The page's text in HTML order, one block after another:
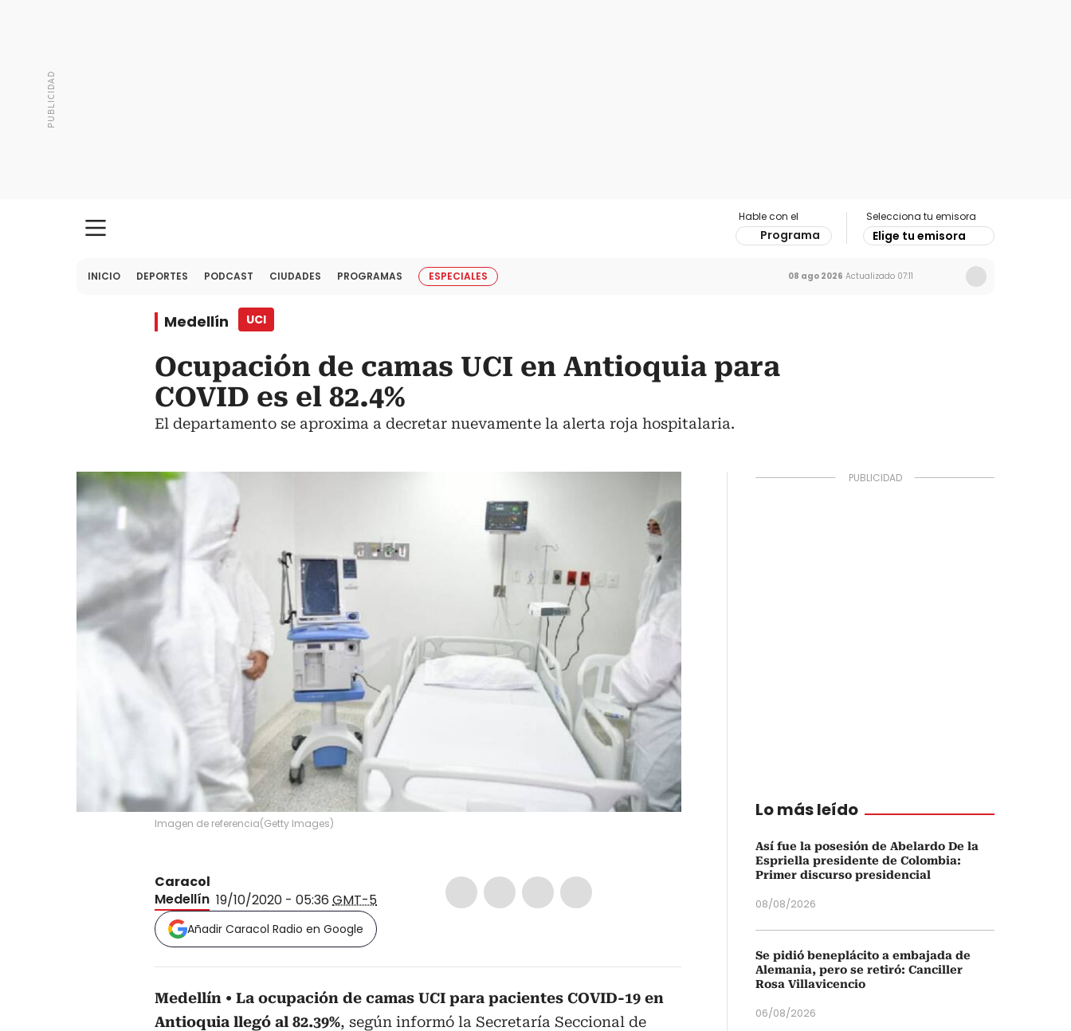
Hable con el
Programa
Selecciona tu emisora
Elige tu emisora
INICIO DEPORTES PODCAST CIUDADES PROGRAMAS ESPECIALES 08 ago 2026 Actualizado 07:11
Medellín UCI
Ocupación de camas UCI en Antioquia para
COVID es el 82.4%
El departamento se aproxima a decretar nuevamente la alerta roja hospitalaria.
Imagen de referencia(Getty Images)
Caracol
Medellín 19/10/2020 - 05:36 GMT-5
Añadir Caracol Radio en Google
Medellín
La ocupación de camas UCI para pacientes COVID-19 en
Antioquia llegó al 82.39%, según informó la Secretaría Seccional de
Lo más leído
Así fue la posesión de Abelardo De la
Espriella presidente de Colombia:
Primer discurso presidencial
08/08/2026
Se pidió beneplácito a embajada de
Alemania, pero se retiró: Canciller
Rosa Villavicencio
06/08/2026